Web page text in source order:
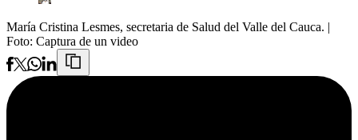
María Cristina Lesmes, secretaria de Salud del Valle del Cauca. |
Foto: Captura de un video